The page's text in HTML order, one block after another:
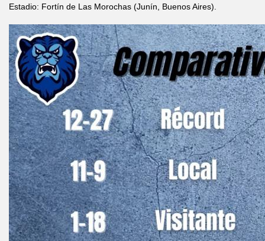
Estadio: Fortín de Las Morochas (Junín, Buenos Aires).